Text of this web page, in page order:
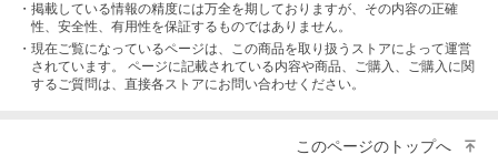
・掲載している情報の精度には万全を期しておりますが、その内容の正確
性、安全性、有用性を保証するものではありません。
・現在ご覧になっているページは、この商品を取り扱うストアによって運営
されています。 ページに記載されている内容や商品、ご購入 、ご購入に関
するご質問は、直接各ストアにお問い合わせください。
このページのトップへ